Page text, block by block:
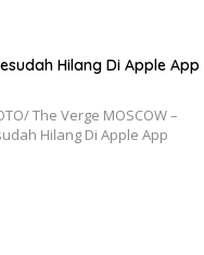
Hilang Di Apple App
The Verge MOSCOW –
Hilang Di Apple App